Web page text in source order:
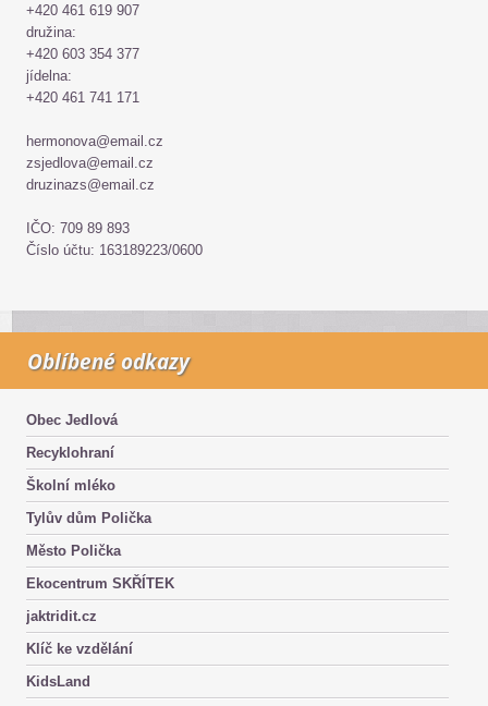
+420 461 619 907
družina:
+420 603 354 377
jídelna:
+420 461 741 171
hermonova@email.cz
zsjedlova@email.cz
druzinazs@email.cz
IČO: 709 89 893
Číslo účtu: 163189223/0600
Oblíbené odkazy
Obec Jedlová
Recyklohraní
Školní mléko
Tylův dům Polička
Město Polička
Ekocentrum SKŘÍTEK
jaktridit.cz
Klíč ke vzdělání
KidsLand